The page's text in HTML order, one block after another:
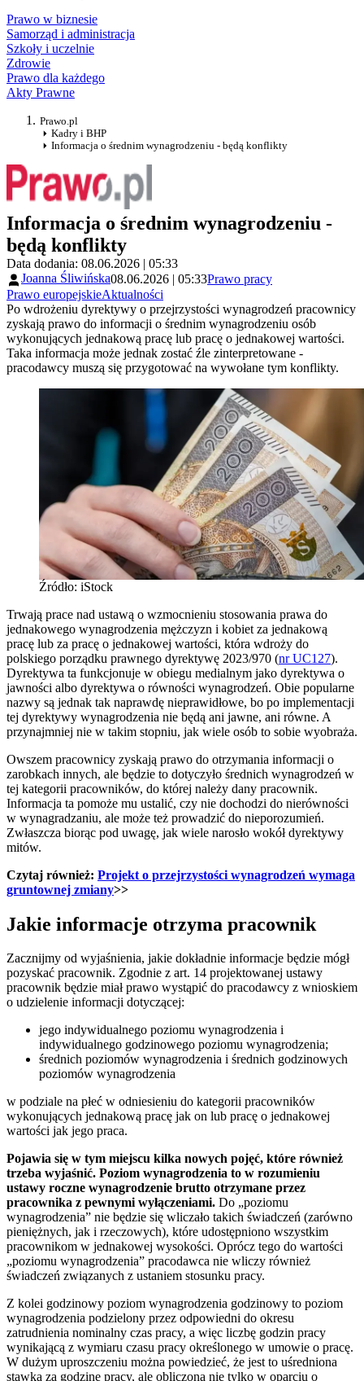
Prawo w biznesie
Samorząd i administracja
Szkoły i uczelnie
Zdrowie
Prawo dla każdego
Akty Prawne
Prawo.pl
Kadry i BHP
Informacja o średnim wynagrodzeniu - będą konflikty
Informacja o średnim wynagrodzeniu -
będą konflikty
Data dodania: 08.06.2026 | 05:33
Joanna Śliwińska08.06.2026 | 05:33Prawo pracy
Prawo europejskieAktualności
Po wdrożeniu dyrektywy o przejrzystości wynagrodzeń pracownicy
zyskają prawo do informacji o średnim wynagrodzeniu osób
wykonujących jednakową pracę lub pracę o jednakowej wartości.
Taka informacja może jednak zostać źle zinterpretowane -
pracodawcy muszą się przygotować na wywołane tym konflikty.
Źródło: iStock
Trwają prace nad ustawą o wzmocnieniu stosowania prawa do
jednakowego wynagrodzenia mężczyzn i kobiet za jednakową
pracę lub za pracę o jednakowej wartości, która wdroży do
polskiego porządku prawnego dyrektywę 2023/970 (nr UC127).
Dyrektywa ta funkcjonuje w obiegu medialnym jako dyrektywa o
jawności albo dyrektywa o równości wynagrodzeń. Obie popularne
nazwy są jednak tak naprawdę nieprawidłowe, bo po implementacji
tej dyrektywy wynagrodzenia nie będą ani jawne, ani równe. A
przynajmniej nie w takim stopniu, jak wiele osób to sobie wyobraża.
Owszem pracownicy zyskają prawo do otrzymania informacji o
zarobkach innych, ale będzie to dotyczyło średnich wynagrodzeń w
tej kategorii pracowników, do której należy dany pracownik.
Informacja ta pomoże mu ustalić, czy nie dochodzi do nierówności
w wynagradzaniu, ale może też prowadzić do nieporozumień.
Zwłaszcza biorąc pod uwagę, jak wiele narosło wokół dyrektywy
mitów.
Czytaj również: Projekt o przejrzystości wynagrodzeń wymaga
gruntownej zmiany>>
Jakie informacje otrzyma pracownik
Zacznijmy od wyjaśnienia, jakie dokładnie informacje będzie mógł
pozyskać pracownik. Zgodnie z art. 14 projektowanej ustawy
pracownik będzie miał prawo wystąpić do pracodawcy z wnioskiem
o udzielenie informacji dotyczącej:
jego indywidualnego poziomu wynagrodzenia i
indywidualnego godzinowego poziomu wynagrodzenia;
średnich poziomów wynagrodzenia i średnich godzinowych
poziomów wynagrodzenia
w podziale na płeć w odniesieniu do kategorii pracowników
wykonujących jednakową pracę jak on lub pracę o jednakowej
wartości jak jego praca.
Pojawia się w tym miejscu kilka nowych pojęć, które również
trzeba wyjaśnić. Poziom wynagrodzenia to w rozumieniu
ustawy roczne wynagrodzenie brutto otrzymane przez
pracownika z pewnymi wyłączeniami. Do „poziomu
wynagrodzenia” nie będzie się wliczało takich świadczeń (zarówno
pieniężnych, jak i rzeczowych), które udostępniono wszystkim
pracownikom w jednakowej wysokości. Oprócz tego do wartości
„poziomu wynagrodzenia” pracodawca nie wliczy również
świadczeń związanych z ustaniem stosunku pracy.
Z kolei godzinowy poziom wynagrodzenia godzinowy to poziom
wynagrodzenia podzielony przez odpowiedni do okresu
zatrudnienia nominalny czas pracy, a więc liczbę godzin pracy
wynikającą z wymiaru czasu pracy określonego w umowie o pracę.
W dużym uproszczeniu można powiedzieć, że jest to uśredniona
stawka za godzinę pracy, ale obliczona nie tylko w oparciu o